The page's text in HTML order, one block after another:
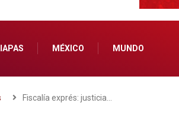
MÉXICO MUNDO
Fiscalía exprés: justicia…